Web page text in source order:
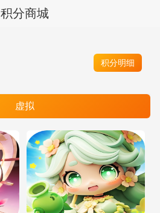
积分商城
积分明细
虚拟